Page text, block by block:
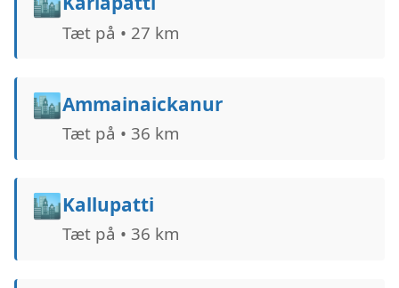
Tæt på • 27 km
🏙️Ammainaickanur
Tæt på • 36 km
🏙️Kallupatti
Tæt på • 36 km